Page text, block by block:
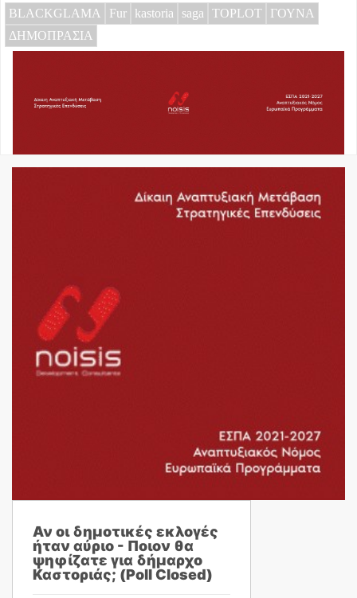
BLACKGLAMA Fur kastoria saga TOPLOT
ΓΟΥΝΑ
ΔΗΜΟΠΡΑΣΙΑ
Αν οι δημοτικές εκλογές
ήταν αύριο - Ποιον θα
ψηφίζατε για δήμαρχο
Καστοριάς; (Poll Closed)